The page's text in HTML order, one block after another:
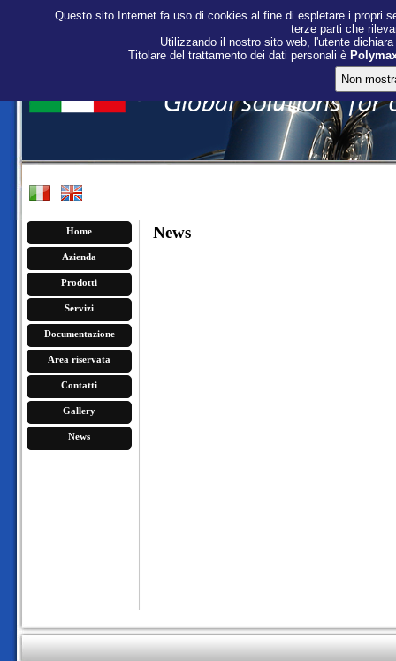
Home
Azienda
Prodotti
Servizi
Documentazione
Area riservata
Contatti
Gallery
News
News
Questo sito Internet fa uso di cookies al fine di espletare i propri
terze parti che
Utilizzando il nostro sito web, l'utente
Titolare del trattamento dei dati personali è